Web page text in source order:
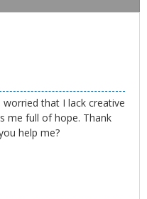
that I lack creative
me full of hope. Thank
help me?